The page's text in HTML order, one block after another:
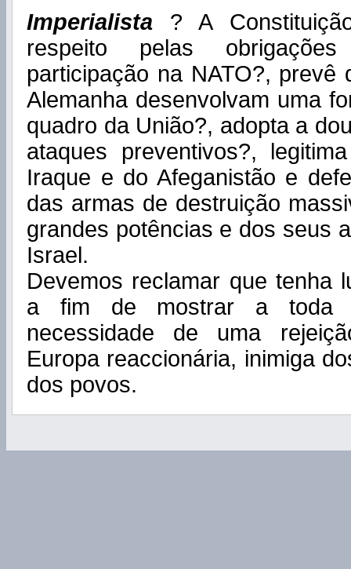
Imperialista ? A
respeito pelas
participação na NATO?, prevê
Alemanha desenvolvam uma
quadro da União?, adopta a
ataques preventivos?,
Iraque e do Afeganistão e
das armas de destruição
grandes potências e dos seus
Israel.
Devemos reclamar que tenha
a fim de mostrar a toda
necessidade de uma
Europa reaccionária, inimiga
dos povos.